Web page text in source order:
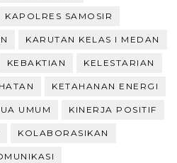
KAPOLRES SAMOSIR
KARUTAN KELAS I MEDAN
KEBAKTIAN KELESTARIAN
KETAHANAN ENERGI
UMUM KINERJA POSITIF
KOLABORASIKAN